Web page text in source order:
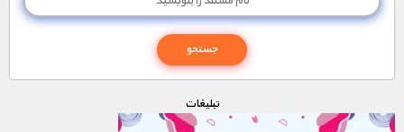
تبليغات